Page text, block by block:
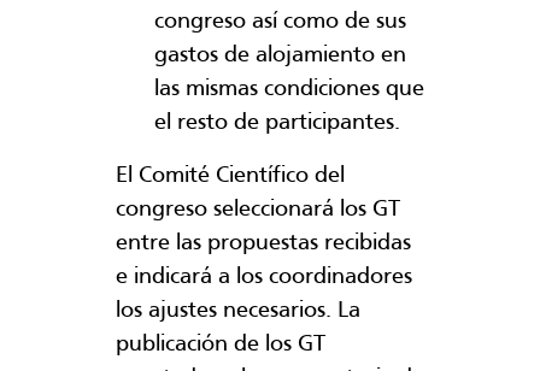
congreso así como de sus
gastos de alojamiento en
las mismas condiciones que
el resto de participantes.
El Comité Científico del
congreso seleccionará los GT
entre las propuestas recibidas
e indicará a los coordinadores
los ajustes necesarios. La
publicación de los GT